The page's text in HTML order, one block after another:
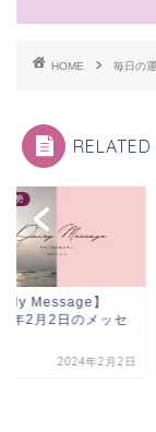
HOME 毎日の
運勢
Message】
年2月2日のメッセ
2024年2月2日